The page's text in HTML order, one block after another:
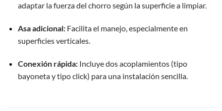
adaptar la fuerza del chorro según la superficie a limpiar.
Asa adicional: Facilita el manejo, especialmente en
superficies verticales.
Conexión rápida: Incluye dos acoplamientos (tipo
bayoneta y tipo click) para una instalación sencilla.